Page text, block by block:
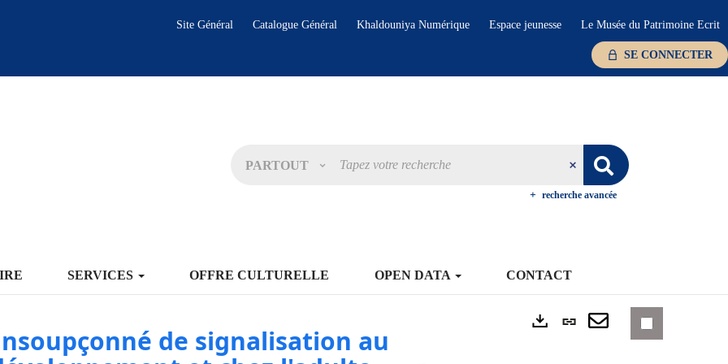
Site Général Catalogue Général Khaldouniya Numérique Espace jeunesse Le Musée du Patrimoine Ecrit
SE CONNECTER
PARTOUT
recherche avancée
SERVICES OFFRE CULTURELLE OPEN DATA CONTACT
de signalisation au
Lien